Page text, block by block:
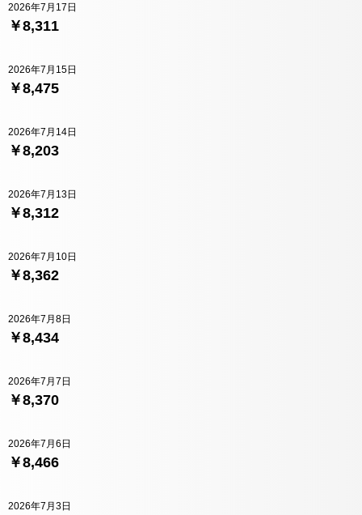
￥8,311
2026年7月17日
￥8,475
2026年7月15日
￥8,203
2026年7月14日
￥8,312
2026年7月13日
￥8,362
2026年7月10日
￥8,434
2026年7月8日
￥8,370
2026年7月7日
￥8,466
2026年7月6日
2026年7月3日